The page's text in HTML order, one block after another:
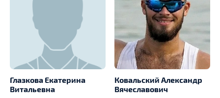
Глазкова Екатерина
Витальевна
Ковальский Александр
Вячеславович